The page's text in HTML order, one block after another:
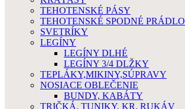
TEHOTENSKÉ PÁSY
TEHOTENSKÉ SPODNÉ PRÁDLO
SVETRÍKY
LEGÍNY
LEGÍNY DLHÉ
LEGÍNY 3/4 DLŽKY
TEPLÁKY,MIKINY,SÚPRAVY
NOSIACE OBLEČENIE
BUNDY, KABÁTY
TRIČKÁ, TUNIKY, KR. RUKÁV